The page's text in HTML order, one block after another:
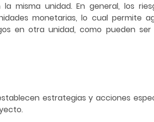
misma unidad. En general, los
monetarias, lo cual permite
en otra unidad, como pueden
estrategias y acciones